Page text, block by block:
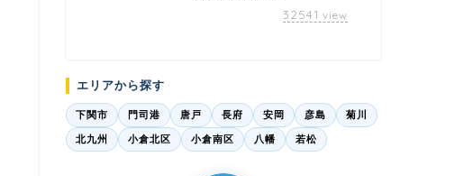
32541 view
エリアから探す
下関市 門司港 唐戸 長府 安岡 彦島 菊川
北九州 小倉北区 小倉南区 八幡 若松